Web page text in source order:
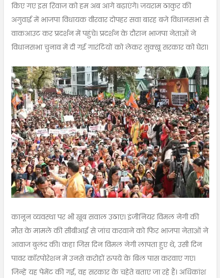
किए गए इस रिवाज को हम अब आगे बढ़ाएंगे। जयराम ठाकुर की
अगुवाई में भाजपा विधायक वीरवार दोपहर सवा बारह बजे विधानसभा से
वाकआउट कर प्रदर्शन में पहुंचे। प्रदर्शन के दौरान भाजपा नेताओं ने
विधानसभा चुनाव में दी गई गारंटियों को लेकर सुक्खू सरकार को घेरा।
कानून व्यवस्था पर भी खूब सवाल उठाए। इंजीनियर विमल नेगी की
मौत के मामले की सीबीआई से जांच करवाने को फिर भाजपा नेताओं ने
आवाज बुलंद की। कहा जिस दिन विमल नेगी लापता हुए थे, उसी दिन
पावर कॉरपोरेशन में उनसे करोड़ों रुपये के बिल पास करवाए गए।
जिन्हें यह पेमेंट की गई, वह सरकार के चहेते बताए जा रहे हैं। अधिकांश